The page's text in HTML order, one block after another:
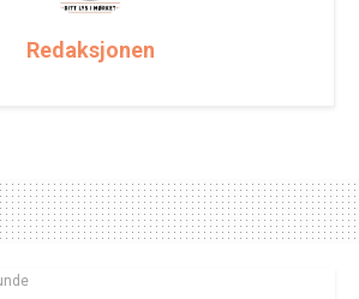
Redaksjonen